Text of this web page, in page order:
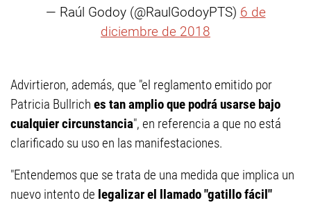
— Raúl Godoy (@RaulGodoyPTS) 6 de
diciembre de 2018
Advirtieron, además, que "el reglamento emitido por
Patricia Bullrich es tan amplio que podrá usarse bajo
cualquier circunstancia", en referencia a que no está
clarificado su uso en las manifestaciones.
"Entendemos que se trata de una medida que implica un
nuevo intento de legalizar el llamado "gatillo fácil"